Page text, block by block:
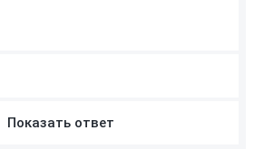
Показать ответ